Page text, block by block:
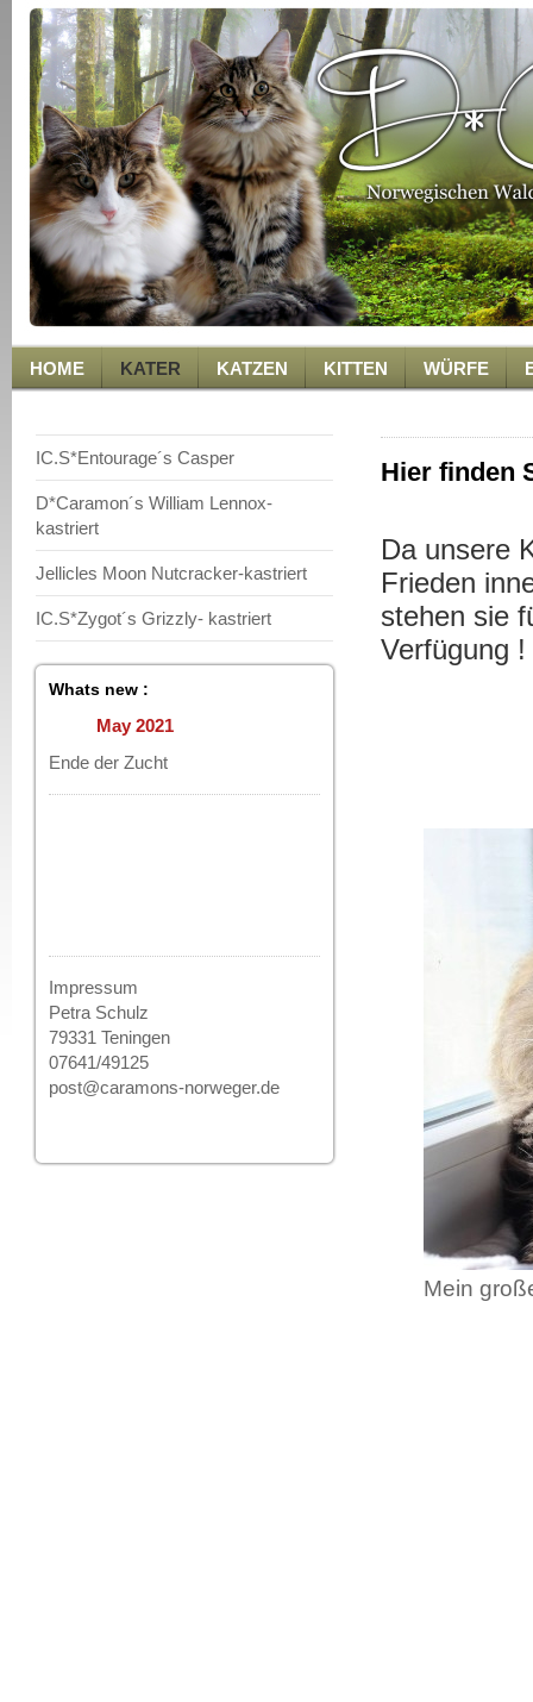
HOME KATER KATZEN KITTEN WÜRFE
IC.S*Entourage´s Casper
D*Caramon´s William Lennox-
kastriert
Jellicles Moon Nutcracker-kastriert
IC.S*Zygot´s Grizzly- kastriert
Whats new :
May 2021
Ende der Zucht
Impressum
Petra Schulz
79331 Teningen
07641/49125
post@caramons-norweger.de
Hier finden
Da unsere
Frieden
stehen sie
Verfügung !
Mein